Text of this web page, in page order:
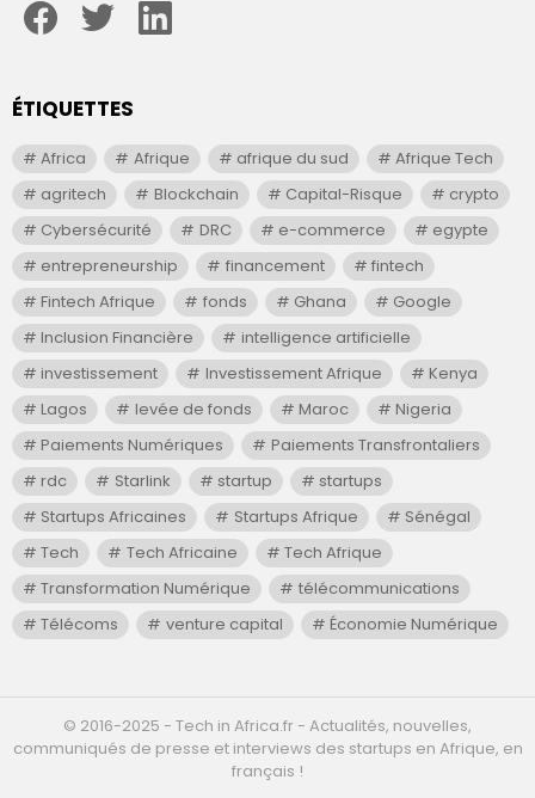
ÉTIQUETTES
Africa Afrique afrique du sud
Afrique Tech
agritech
Blockchain Capital-Risque
crypto
Cybersécurité
DRC e-commerce
egypte
entrepreneurship
financement
fintech
Fintech Afrique
fonds Ghana
Google
Inclusion Financière
intelligence artificielle
investissement
Investissement Afrique
Kenya
Lagos
levée de fonds Maroc
Nigeria
Paiements Numériques
Paiements Transfrontaliers
rdc
Starlink startup
startups
Startups Africaines
Startups Afrique
Sénégal
Tech
Tech Africaine
Tech Afrique
Transformation Numérique
télécommunications
Télécoms
venture capital Économie Numérique
©️ 2016-2025 - Tech in Africa.fr - Actualités, nouvelles,
communiqués de presse et interviews des startups en Afrique, en
français !